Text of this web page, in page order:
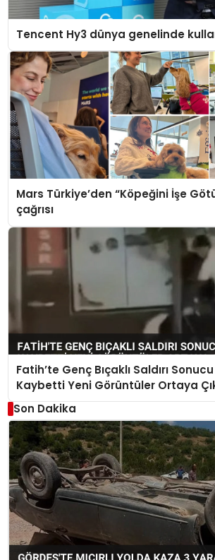
Tencent Hy3 dünya genelinde
Mars Türkiye’den “Köpeğini İşe
çağrısı
Fatih’te Genç Bıçaklı Saldırı
Kaybetti Yeni Görüntüler Ortaya
Son Dakika